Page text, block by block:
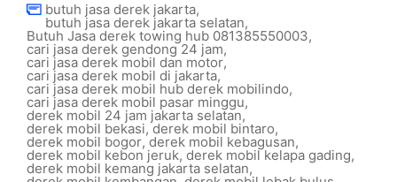
butuh jasa derek jakarta,
butuh jasa derek jakarta selatan,
Butuh Jasa derek towing hub 081385550003,
cari jasa derek gendong 24 jam,
cari jasa derek mobil dan motor,
cari jasa derek mobil di jakarta,
cari jasa derek mobil hub derek mobilindo,
cari jasa derek mobil pasar minggu,
derek mobil 24 jam jakarta selatan,
derek mobil bekasi,derek mobil bintaro,
derek mobil bogor,derek mobil kebagusan,
derek mobil kebon jeruk, derek mobil kelapa gading,
derek mobil kemang jakarta selatan,